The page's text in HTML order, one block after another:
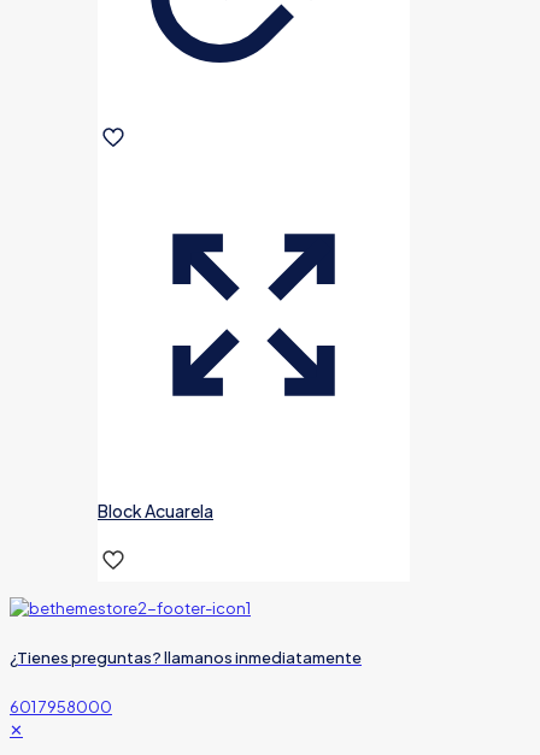
Block Acuarela
¿Tienes preguntas? llamanos inmediatamente
601 7958000
✕